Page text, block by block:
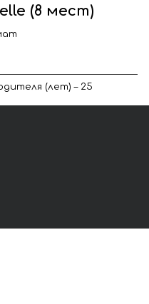
(8 мест)
(лет) – 25